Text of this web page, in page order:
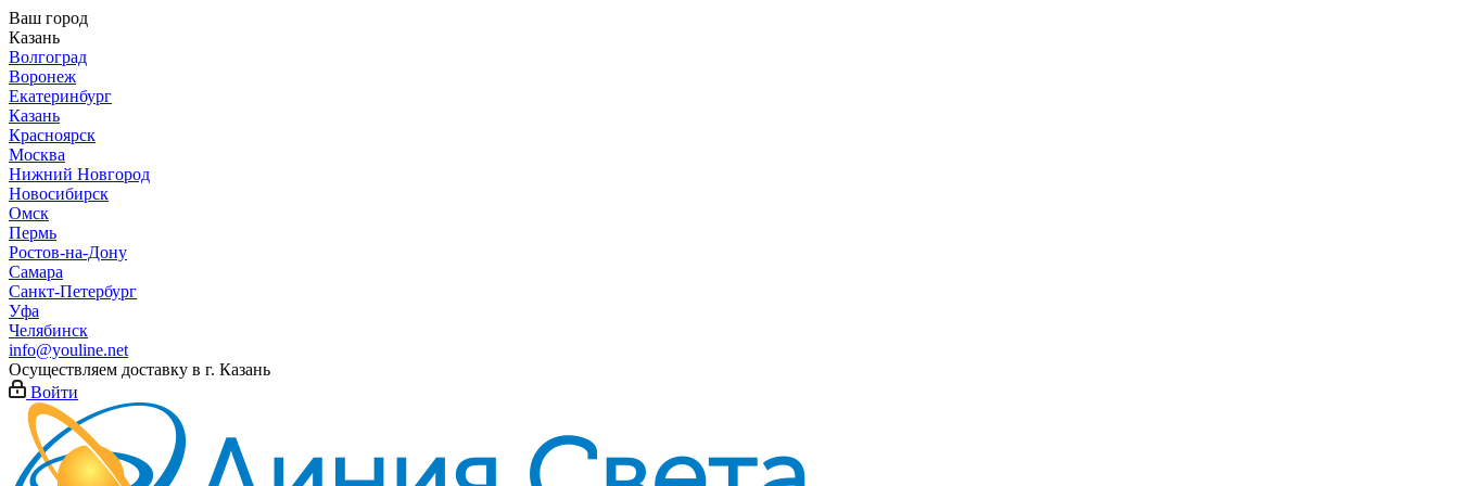
Ваш город
Казань
Волгоград
Воронеж
Екатеринбург
Казань
Красноярск
Москва
Нижний Новгород
Новосибирск
Омск
Пермь
Ростов-на-Дону
Самара
Санкт-Петербург
Уфа
Челябинск
info@youline.net
Осуществляем доставку в г. Казань
Войти